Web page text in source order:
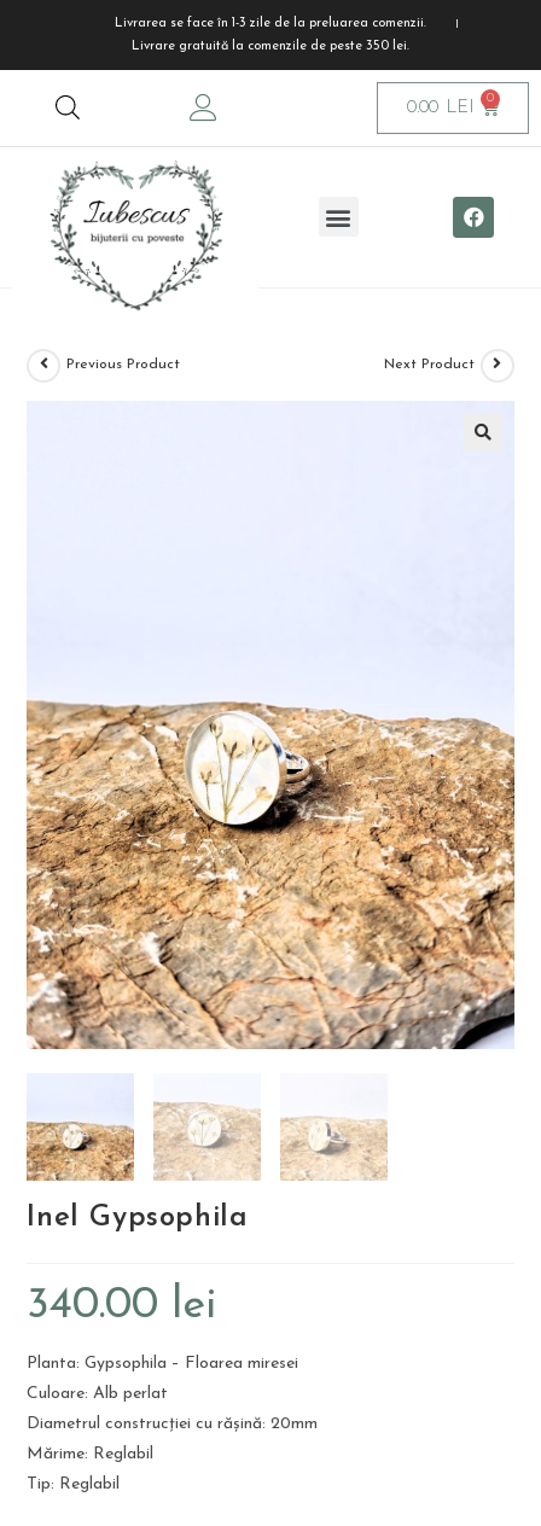
Livrarea se face în 1-3 zile de la preluarea comenzii.
Livrare gratuită la comenzile de peste 350 lei.
0.00 LEI
Previous Product Next Product
Inel Gypsophila
340.00 lei
Planta: Gypsophila – Floarea miresei
Culoare: Alb perlat
Diametrul construcției cu rășină: 20mm
Mărime: Reglabil
Tip: Reglabil